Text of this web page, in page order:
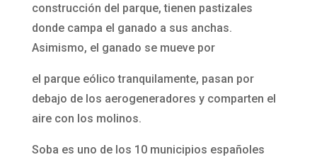
construcción del parque, tienen pastizales
donde campa el ganado a sus anchas.
Asimismo, el ganado se mueve por
el parque eólico tranquilamente, pasan por
debajo de los aerogeneradores y comparten el
aire con los molinos.
Soba es uno de los 10 municipios españoles